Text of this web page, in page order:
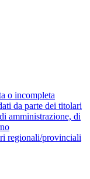
o incompleta
da parte dei titolari
amministrazione, di
regionali/provinciali